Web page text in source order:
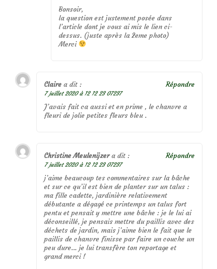
Bonsoir,
la question est justement posée dans
l’article dont je vous ai mis le lien ci-
dessus. (juste après la 2eme photo)
Merci
Claire a dit :
7 juillet 2020 à 12 12 23 07237
J’avais fait ca aussi et en prime , le chanvre a
fleuri de jolie petites fleurs bleu .
Répondre
Christine Meulenijzer a dit :
7 juillet 2020 à 12 12 23 07237
j’aime beaucoup tes commentaires sur la bâche
et sur ce qu’il est bien de planter sur un talus :
ma fille cadette, jardinière relativement
débutante a dégagé ce printemps un talus fort
pentu et pensait y mettre une bâche : je le lui ai
déconseillé, je pensais mettre du paillis avec des
déchets de jardin, mais j’aime bien le fait que le
paillis de chanvre finisse par faire un couche un
peu dure… je lui transfère ton reportage et
grand merci !
Répondre